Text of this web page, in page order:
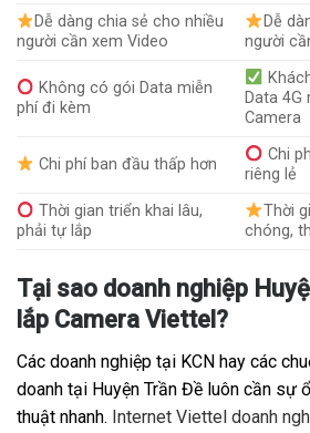
Dễ dàng chia sẻ cho nhiều
người cần xem Video
Dễ
người
Không có gói Data miễn
phí đi kèm
Data 4G
Camera
Chi phí ban đầu thấp hơn
Chi
riêng lẻ
Thời gian triển khai lâu,
phải tự lắp
Thời
chóng,
Tại sao doanh nghiệp
lắp Camera Viettel?
Các doanh nghiệp tại KCN hay các
doanh tại Huyện Trần Đề luôn cần sự
thuật nhanh. Internet Viettel doanh